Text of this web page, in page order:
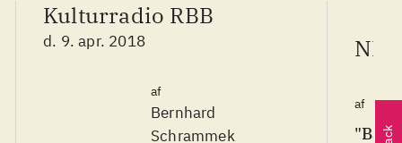
Kulturradio RBB
d. 9. apr. 2018
af
Bernhard
Schrammek
af